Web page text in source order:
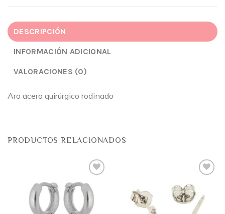
DESCRIPCIÓN
INFORMACIÓN ADICIONAL
VALORACIONES (0)
Aro acero quirúrgico rodinado
PRODUCTOS RELACIONADOS
Añadir
a la
lista
deseos
lista
de
deseos